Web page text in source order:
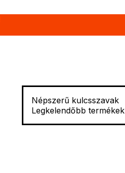
Népszerű kulcsszavak
Legkelendőbb termékek